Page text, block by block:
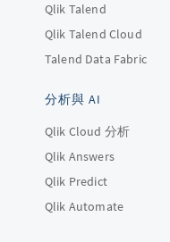
Qlik Talend
Qlik Talend Cloud
Talend Data Fabric
分析與 AI
Qlik Cloud 分析
Qlik Answers
Qlik Predict
Qlik Automate